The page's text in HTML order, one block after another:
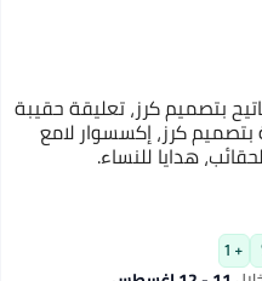
بتصميم كرز، تعليقة حقيبة
كرز، إكسسوار لامع
هدايا للنساء.
+ 1